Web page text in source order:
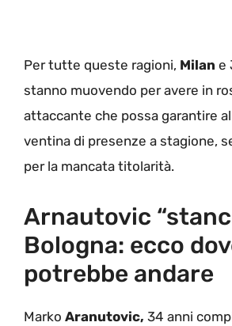
Per tutte queste ragioni, Milan e
stanno muovendo per avere in
attaccante che possa garantire
ventina di presenze a stagione,
per la mancata titolarità.
Arnautovic
Bologna: ecco
potrebbe andare
Marko Aranutovic, 34 anni